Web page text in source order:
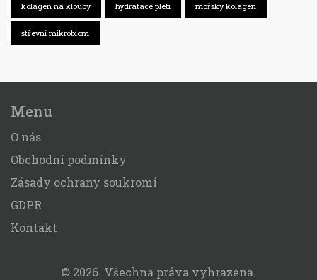
kolagen na klouby hydratace pleti mořský kolagen
střevní mikrobiom
Menu
O nás
Obchodní podmínky
Zásady ochrany soukromí
GDPR
Kontakt
© 2026. Všechna práva vyhrazena.